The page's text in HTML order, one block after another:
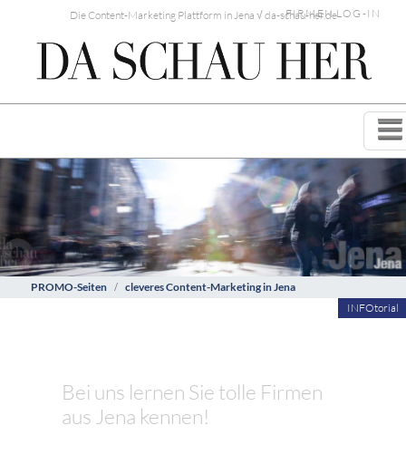
Die Content-Marketing Plattform in Jena √ da-schau-her.de
FIRMEN LOG-IN
PROMO-Seiten cleveres Content-Marketing in Jena
INFOtorial
Bei uns lernen Sie tolle Firmen
aus Jena kennen!